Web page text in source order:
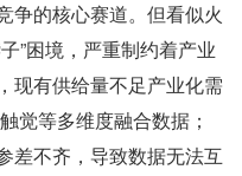
争的核心赛道。但看似火
”困境，严重制约着产业
现有供给量不足产业化需
觉等多维度融合数据；
差不齐，导致数据无法互